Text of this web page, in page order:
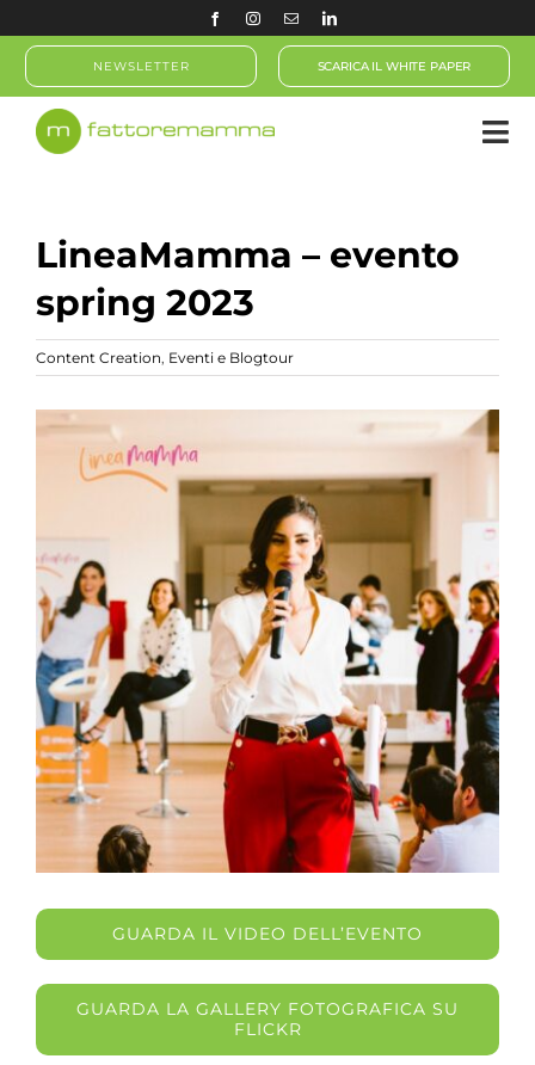
contenuto
NEWSLETTER SCARICA IL WHITE PAPER
LineaMamma – evento
spring 2023
Content Creation, Eventi e Blogtour
Ingrandisci
immagine
GUARDA IL VIDEO DELL’EVENTO
GUARDA LA GALLERY FOTOGRAFICA SU
FLICKR